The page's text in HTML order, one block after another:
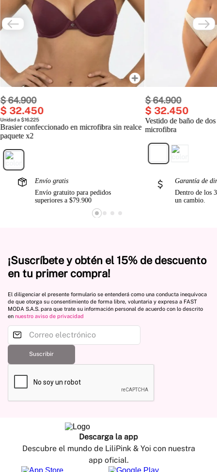
$64.900
$ 32.450
Unidad a $16.225
Brasier confeccionado en microfibra sin realce
paquete x2
$64.900
$ 32.450
Vestido de baño de
microfibra
Envío gratis
Envío gratuito para pedidos
superiores a $79.900
Garantía de
Dentro de los
un cambio.
¡Suscríbete y obtén el 15% de descuento
en tu primer compra!
El diligenciar el presente formulario se entenderá como una conducta inequívoca
de que otorga su consentimiento de forma libre, voluntaria y expresa a FAST
MODA S.A.S. para que trate su información personal de acuerdo con lo descrito
en nuestro aviso de privacidad
Suscribir
Descarga la app
Descubre el mundo de LiliPink & Yoi con nuestra
app oficial.